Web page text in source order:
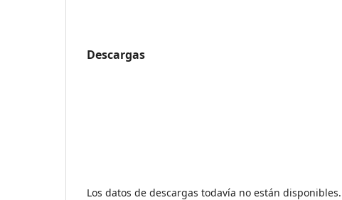
Descargas
Los datos de descargas todavía no están disponibles.